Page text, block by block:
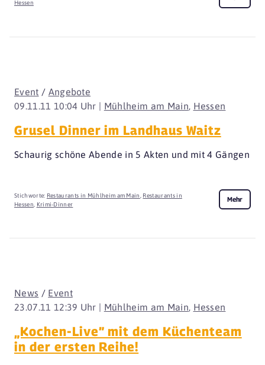
Hessen
09.11.11 10:04 Uhr | Mühlheim am Main, Hessen
Event / Angebote
Grusel Dinner im Landhaus Waitz
Schaurig schöne Abende in 5 Akten und mit 4 Gängen
Stichworte: Restaurants in Mühlheim am Main
Restaurants in
Hessen
Krimi-Dinner
Mehr
23.07.11 12:39 Uhr | Mühlheim am Main, Hessen
News / Event
„Kochen-Live” mit dem Küchenteam
in der ersten Reihe!